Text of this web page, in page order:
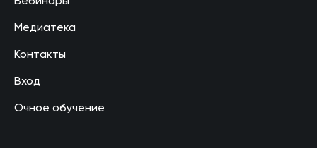
Медиатека
Контакты
Вход
Очное обучение